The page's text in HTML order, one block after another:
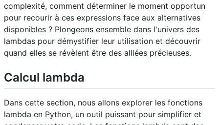
complexité, comment déterminer le moment opportun
pour recourir à ces expressions face aux alternatives
disponibles ? Plongeons ensemble dans l'univers des
lambdas pour démystifier leur utilisation et découvrir
quand elles se révèlent être des alliées précieuses.
Calcul lambda
Dans cette section, nous allons explorer les fonctions
lambda en Python, un outil puissant pour simplifier et